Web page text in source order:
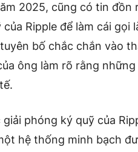
2025, cũng có tin
của Ripple để làm cái
bố chắc chắn vào
ông làm rõ rằng
giải phóng ký quỹ của
hệ thống minh bạch